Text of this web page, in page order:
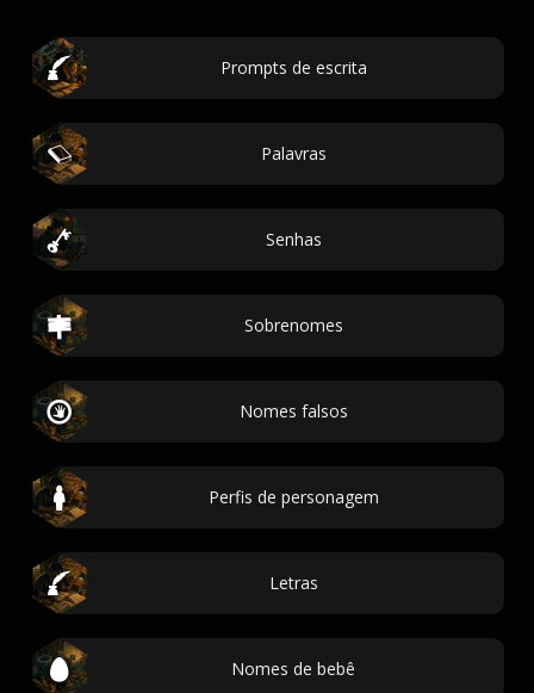
Prompts de escrita
Palavras
Senhas
Sobrenomes
Nomes falsos
Perfis de personagem
Letras
Nomes de bebê